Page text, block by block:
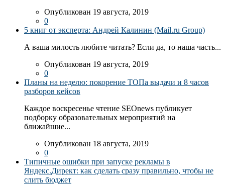
Опубликован 19 августа, 2019
0
5 книг от эксперта: Андрей Калинин (Mail.ru Group)
А ваша милость любите читать? Если да, то наша часть...
Опубликован 19 августа, 2019
0
Планы на неделю: покорение ТОПа выдачи и 8 часов
разборов кейсов
Каждое воскресенье чтение SEOnews публикует
подборку образовательных мероприятий на
ближайшие...
Опубликован 18 августа, 2019
0
Типичные ошибки при запуске рекламы в
Яндекс.Директ: как сделать сразу правильно, чтобы не
слить бюджет